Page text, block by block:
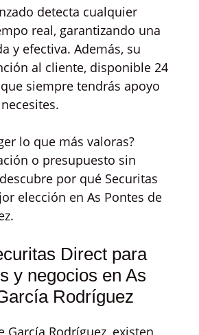
detecta cualquier
real, garantizando una
y efectiva. Además, su
al cliente, disponible 24
siempre tendrás apoyo
lo que más valoras?
o presupuesto sin
por qué Securitas
elección en As Pontes de
Direct para
y negocios en As
Rodríguez
García Rodríguez, existen